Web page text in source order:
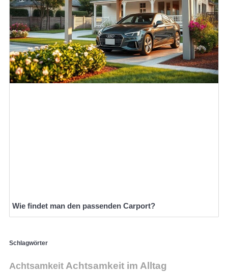
Wie findet man den passenden Carport?
Schlagwörter
AchtsamkeitAchtsamkeit im Alltag